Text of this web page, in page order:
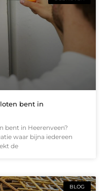
bent in
bent in Heerenveen?
waar bijna iedereen
de
BLOG